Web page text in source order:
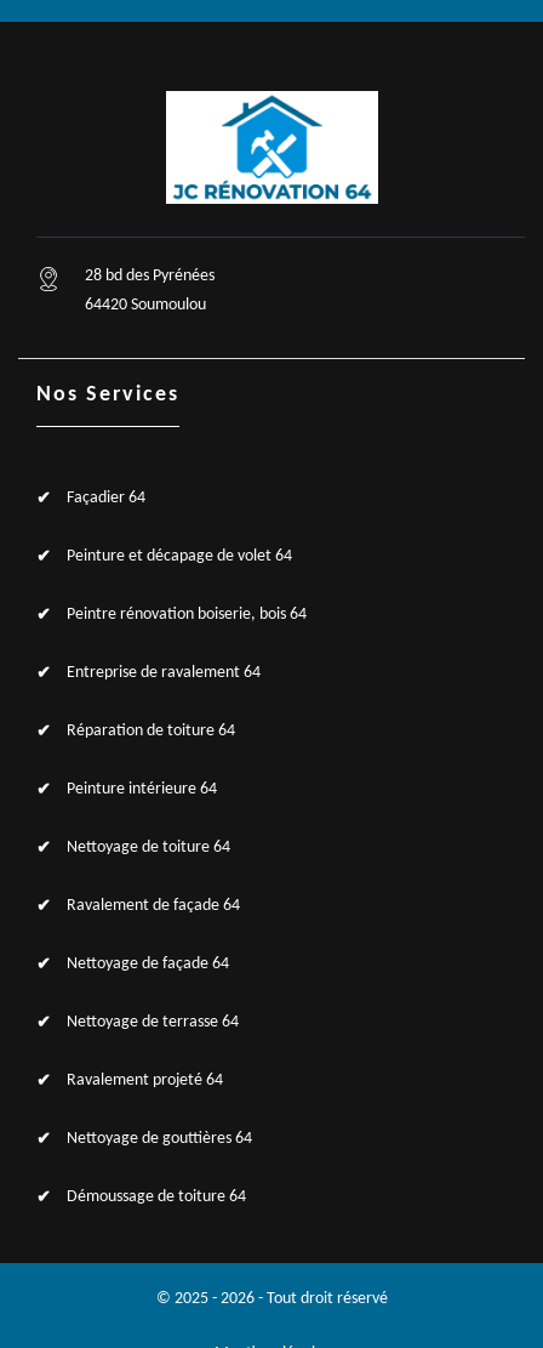
28 bd des Pyrénées
64420 Soumoulou
Nos Services
Façadier 64
Peinture et décapage de volet 64
Peintre rénovation boiserie, bois 64
Entreprise de ravalement 64
Réparation de toiture 64
Peinture intérieure 64
Nettoyage de toiture 64
Ravalement de façade 64
Nettoyage de façade 64
Nettoyage de terrasse 64
Ravalement projeté 64
Nettoyage de gouttières 64
Démoussage de toiture 64
© 2025 - 2026 - Tout droit réservé